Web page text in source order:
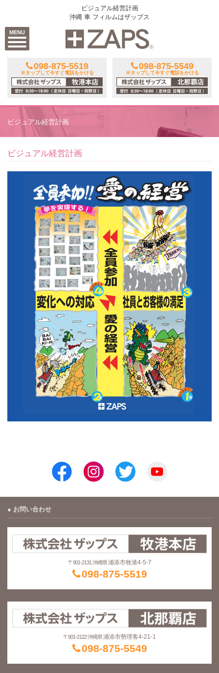
MENU
ビジュアル経営計画
沖縄 車 フィルムはザップス
098-875-5519
※タップして今すぐ電話をかける
098-875-5549
※タップして今すぐ電話をかける
ビジュアル経営計画
ビジュアル経営計画
お問い合わせ
〒901-2131 沖縄県 浦添市牧港4-5-7
098-875-5519
〒901-2122 沖縄県浦添市勢理客4-21-1
098-875-5549